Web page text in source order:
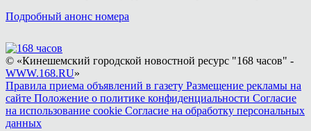
Подробный анонс номера
© «Кинешемский городской новостной ресурс "168 часов" -
WWW.168.RU»
Правила приема объявлений в газету Размещение рекламы на
сайте Положение о политике конфиденциальности Согласие
на использование cookie Согласие на обработку персональных
данных